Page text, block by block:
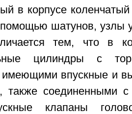
в корпусе
шатунов, узлы
тем, что в
цилиндры с
имеющими впускные и
также соединенными
клапаны